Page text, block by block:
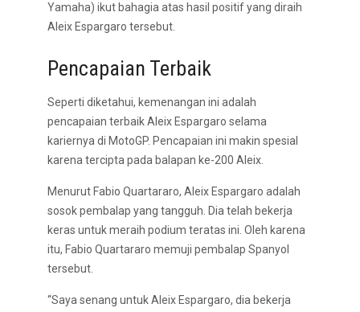
Yamaha) ikut bahagia atas hasil positif yang diraih
Aleix Espargaro tersebut.
Pencapaian Terbaik
Seperti diketahui, kemenangan ini adalah
pencapaian terbaik Aleix Espargaro selama
kariernya di MotoGP. Pencapaian ini makin spesial
karena tercipta pada balapan ke-200 Aleix.
Menurut Fabio Quartararo, Aleix Espargaro adalah
sosok pembalap yang tangguh. Dia telah bekerja
keras untuk meraih podium teratas ini. Oleh karena
itu, Fabio Quartararo memuji pembalap Spanyol
tersebut.
“Saya senang untuk Aleix Espargaro, dia bekerja